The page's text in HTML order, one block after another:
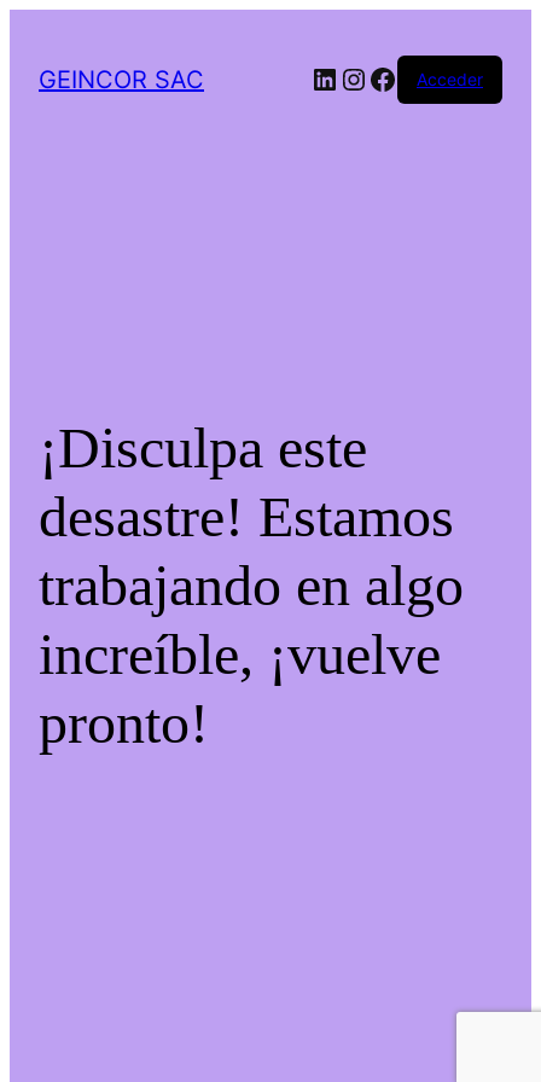
GEINCOR SAC LinkedIn
Instagram
Facebook
Acceder
¡Disculpa este
desastre! Estamos
trabajando en algo
increíble, ¡vuelve
pronto!